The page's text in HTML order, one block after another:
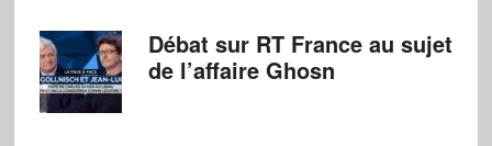
Débat sur RT France au sujet
de l’affaire Ghosn